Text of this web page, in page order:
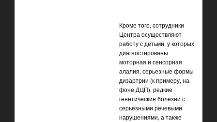
Кроме того, сотрудники
Центра осуществляют
работу с детьми, у которых
диагностированы
моторная и сенсорная
алалия, серьезные формы
дизартрии (к примеру, на
фоне ДЦП), редкие
генетические болезни с
серьезными речевыми
нарушениями, а также